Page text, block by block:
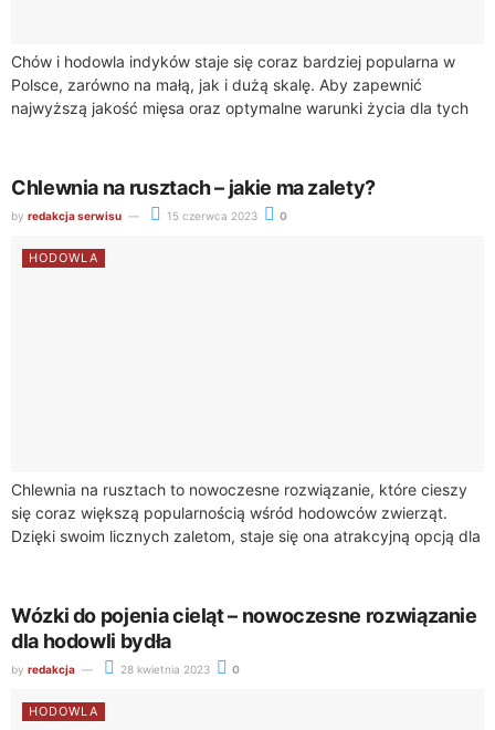
Chów i hodowla indyków staje się coraz bardziej popularna w
Polsce, zarówno na małą, jak i dużą skalę. Aby zapewnić
najwyższą jakość mięsa oraz optymalne warunki życia dla tych
Chlewnia na rusztach – jakie ma zalety?
by redakcja serwisu 15 czerwca 2023 0
HODOWLA
Chlewnia na rusztach to nowoczesne rozwiązanie, które cieszy
się coraz większą popularnością wśród hodowców zwierząt.
Dzięki swoim licznych zaletom, staje się ona atrakcyjną opcją dla
Wózki do pojenia cieląt – nowoczesne rozwiązanie
dla hodowli bydła
by redakcja 28 kwietnia 2023 0
HODOWLA